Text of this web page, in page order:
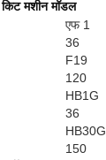
मशीन मॉडल
एफ 1
36
F19
120
HB1G
36
HB30G
150